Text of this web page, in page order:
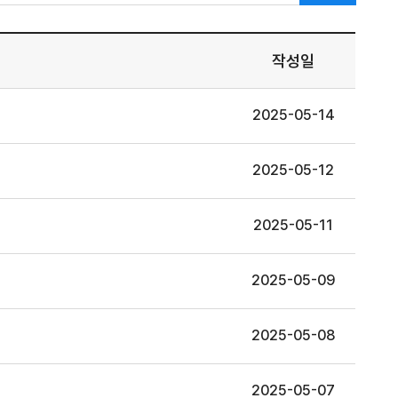
작성일
2025-05-14
2025-05-12
2025-05-11
2025-05-09
2025-05-08
2025-05-07